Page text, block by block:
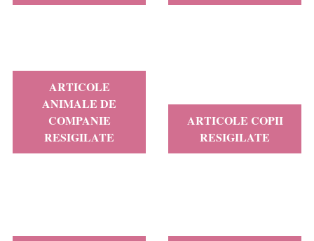
ARTICOLE
ANIMALE DE
COMPANIE
RESIGILATE
ARTICOLE COPII
RESIGILATE